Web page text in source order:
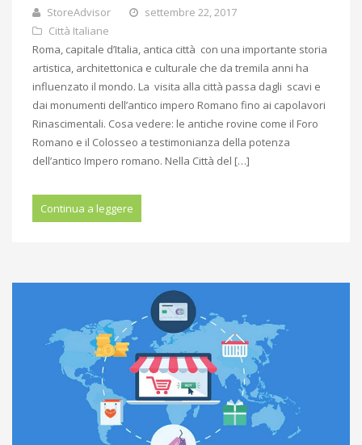
StoreAdvisor
settembre 22, 2017
Città Italiane
Roma, capitale d’Italia, antica città con una importante storia
artistica, architettonica e culturale che da tremila anni ha
influenzato il mondo. La visita alla città passa dagli scavi e
dai monumenti dell’antico impero Romano fino ai capolavori
Rinascimentali. Cosa vedere: le antiche rovine come il Foro
Romano e il Colosseo a testimonianza della potenza
dell’antico Impero romano. Nella Città del […]
Continua a leggere